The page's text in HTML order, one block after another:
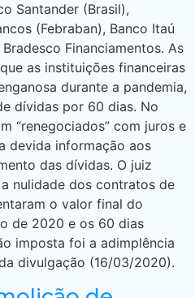
Santander (Brasil),
(Febraban), Banco Itaú
Financiamentos. As
as instituições financeiras
durante a pandemia,
dívidas por 60 dias. No
“renegociados” com juros e
devida informação aos
das dívidas. O juiz
nulidade dos contratos de
o valor final do
de 2020 e os 60 dias
imposta foi a adimplência
divulgação (16/03/2020).